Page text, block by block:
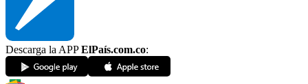
Descarga la APPElPaís.com.co: